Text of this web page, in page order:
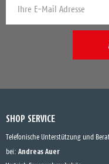
SHOP SERVICE
Telefonische Unterstützung und
bei: Andreas Auer